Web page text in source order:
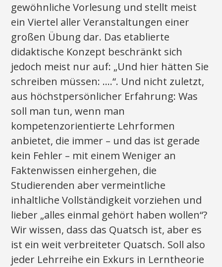
gewöhnliche Vorlesung und stellt meist
ein Viertel aller Veranstaltungen einer
großen Übung dar. Das etablierte
didaktische Konzept beschränkt sich
jedoch meist nur auf: „Und hier hätten Sie
schreiben müssen: ….“. Und nicht zuletzt,
aus höchstpersönlicher Erfahrung: Was
soll man tun, wenn man
kompetenzorientierte Lehrformen
anbietet, die immer – und das ist gerade
kein Fehler – mit einem Weniger an
Faktenwissen einhergehen, die
Studierenden aber vermeintliche
inhaltliche Vollständigkeit vorziehen und
lieber „alles einmal gehört haben wollen“?
Wir wissen, dass das Quatsch ist, aber es
ist ein weit verbreiteter Quatsch. Soll also
jeder Lehrreihe ein Exkurs in Lerntheorie